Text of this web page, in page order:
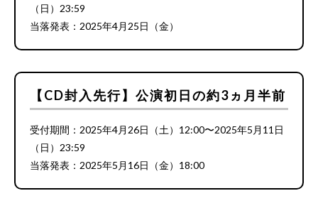
（日）23:59
当落発表：2025年4月25日（金）
【CD封入先行】公演初日の約3ヵ月半前
受付期間：2025年4月26日（土）12:00〜2025年5月11日
（日）23:59
当落発表：2025年5月16日（金）18:00